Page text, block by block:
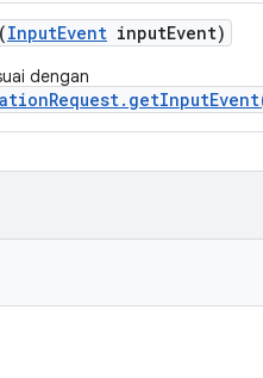
(InputEvent inputEvent)
dengan